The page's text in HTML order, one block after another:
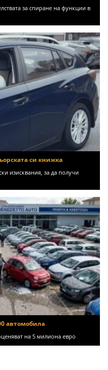
за спиране на функции в
си книжка
изисквания, за да получи
автомобила
на 5 милиона евро